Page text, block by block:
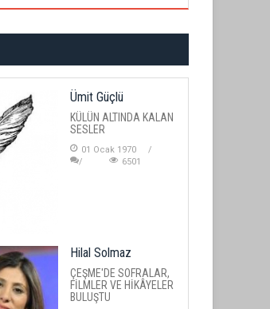
Ümit Güçlü
KÜLÜN ALTINDA KALAN
SESLER
01 Ocak 1970
6501
Hilal Solmaz
ÇEŞME'DE SOFRALAR,
FİLMLER VE HİKÂYELER
BULUŞTU